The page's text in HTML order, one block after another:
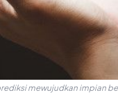
mewujudkan impian